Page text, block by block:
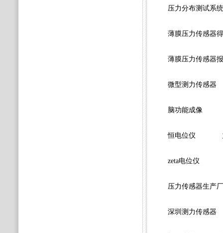
压力分布测试系
薄膜压力传感器
薄膜压力传感器
微型测力传感器
脑功能成像
恒电位仪
zeta电位仪
压力传感器生产
深圳测力传感器